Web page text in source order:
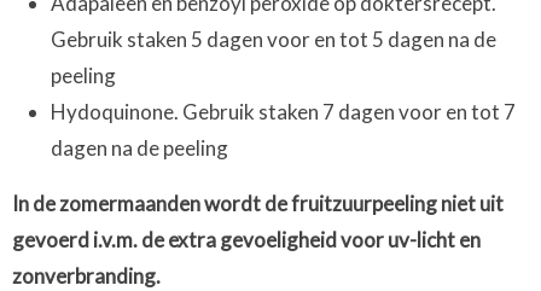
Gebruik staken 5 dagen voor en tot 5 dagen na de
peeling
Hydoquinone. Gebruik staken 7 dagen voor en tot 7
dagen na de peeling
In de zomermaanden wordt de fruitzuurpeeling niet uit
gevoerd i.v.m. de extra gevoeligheid voor uv-licht en
zonverbranding.